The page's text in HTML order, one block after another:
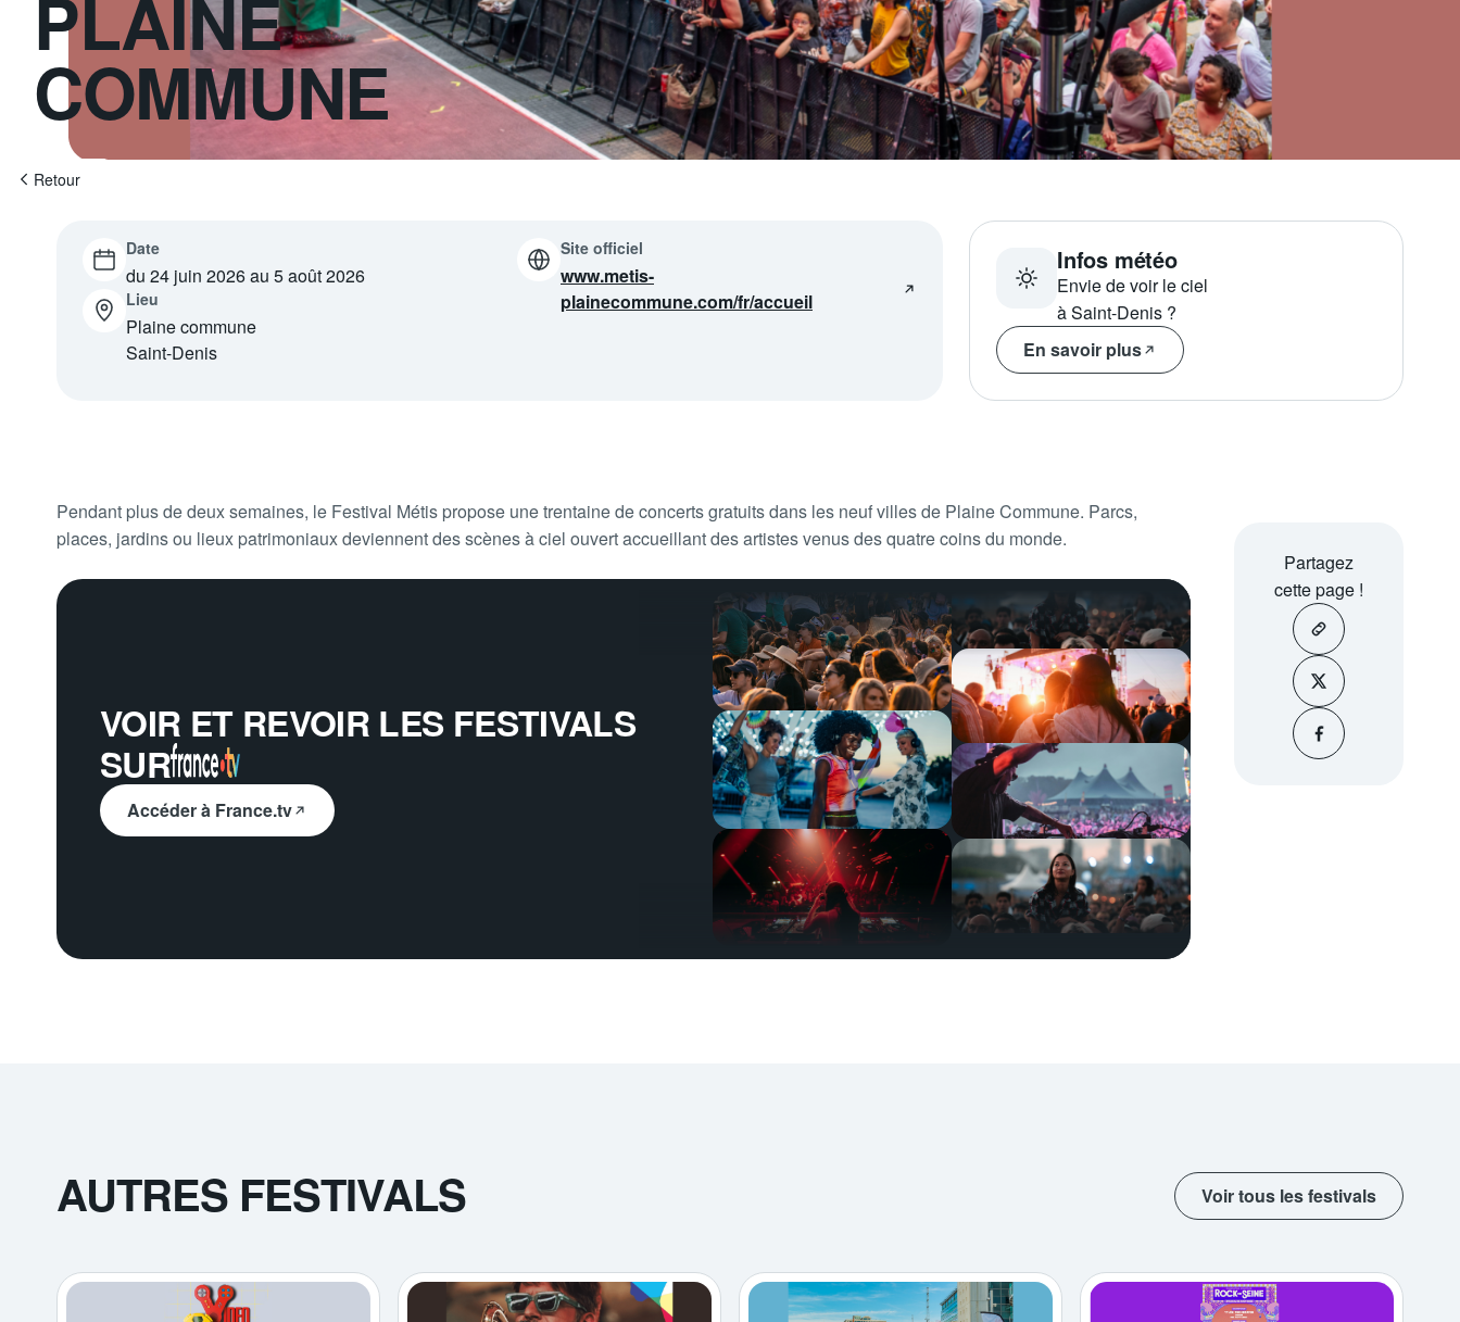
Retour
PLAINE
COMMUNE
Date
du 24 juin 2026 au 5 août 2026
Lieu
Plaine commune
Saint-Denis
Site officiel
www.metis-
plainecommune.com/fr/accueil
Infos météo
Envie de voir le ciel
à Saint-Denis ?
En savoir plus
Pendant plus de deux semaines, le Festival Métis propose une trentaine de concerts gratuits dans les neuf villes de Plaine Commune. Parcs,
places, jardins ou lieux patrimoniaux deviennent des scènes à ciel ouvert accueillant des artistes venus des quatre coins du monde.
VOIR ET REVOIR LES FESTIVALS
SUR
Accéder à France.tv
Partagez
cette page !
AUTRES FESTIVALS Voir tous les festivals